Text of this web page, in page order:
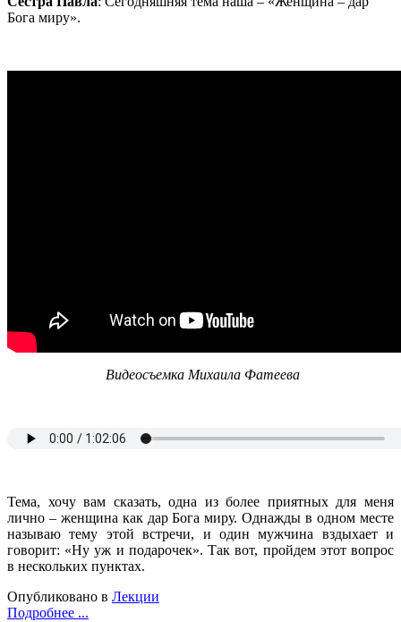
Бога миру».
Видеосъемка Михаила Фатеева
Тема, хочу вам сказать, одна из более приятных для меня
лично – женщина как дар Бога миру. Однажды в одном месте
называю тему этой встречи, и один мужчина вздыхает и
говорит: «Ну уж и подарочек». Так вот, пройдем этот вопрос
в нескольких пунктах.
Опубликовано в Лекции
Подробнее ...